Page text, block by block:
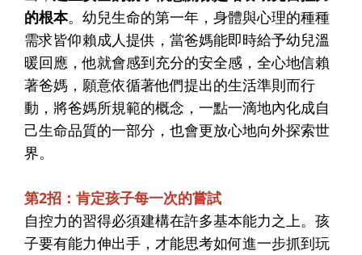
的根本。幼兒生命的第一年，身體與心理的種種
需求皆仰賴成人提供，當爸媽能即時給予幼兒溫
暖回應，他就會感到充分的安全感，全心地信賴
著爸媽，願意依循著他們提出的生活準則而行
動，將爸媽所規範的概念，一點一滴地內化成自
己生命品質的一部分，也會更放心地向外探索世
界。
第2招：肯定孩子每一次的嘗試
自控力的習得必須建構在許多基本能力之上。孩
子要有能力伸出手，才能思考如何進一步抓到玩